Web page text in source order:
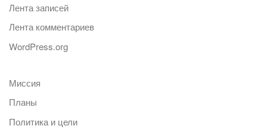
Лента записей
Лента комментариев
WordPress.org
Миссия
Планы
Политика и цели